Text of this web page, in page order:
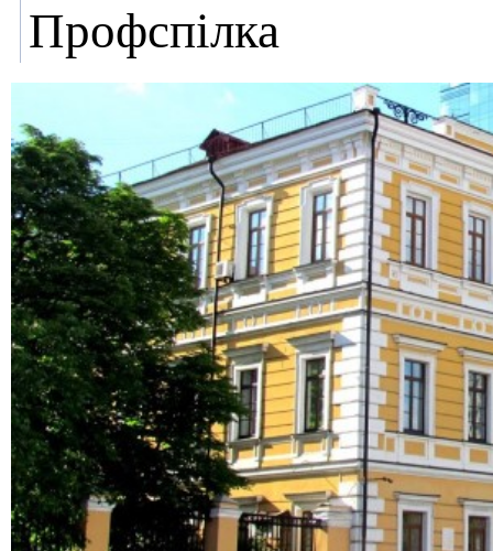
Профспілка